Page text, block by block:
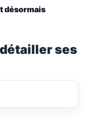
désormais
ses